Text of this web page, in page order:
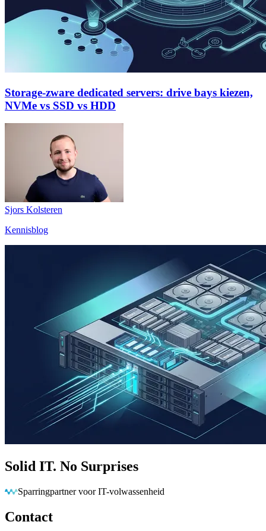
Storage-zware dedicated servers: drive bays kiezen,
NVMe vs SSD vs HDD
Sjors Kolsteren
Kennisblog
Solid IT. No Surprises
Barrières wegnemen zodat jij vooruit kan
Contact